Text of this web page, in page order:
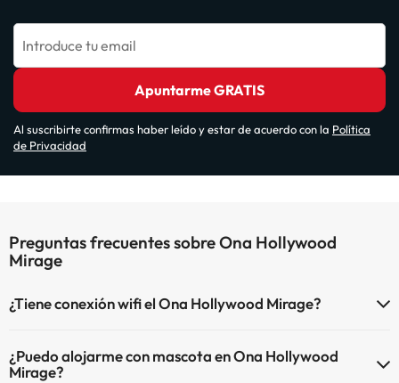
Introduce tu email
Apuntarme GRATIS
Al suscribirte confirmas haber leído y estar de acuerdo con la Política
de Privacidad
Preguntas frecuentes sobre Ona Hollywood
Mirage
¿Tiene conexión wifi el Ona Hollywood Mirage?
¿Puedo alojarme con mascota en Ona Hollywood
Mirage?